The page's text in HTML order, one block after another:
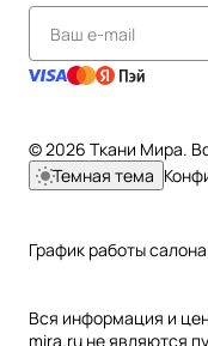
© 2026 Ткани Мира.
Темная тема
График работы
Вся информация и
mira.ru не являются